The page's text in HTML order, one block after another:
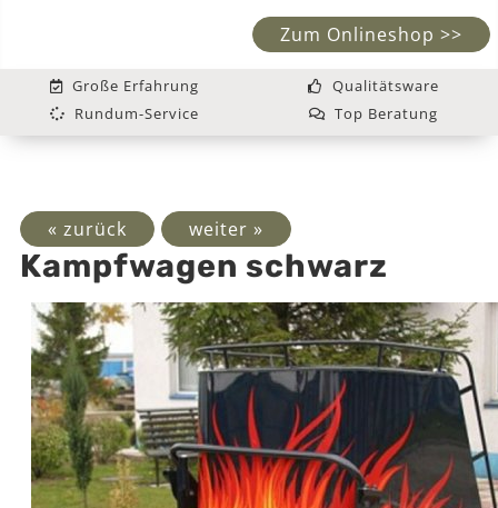
Zum Onlineshop >>
Große Erfahrung
Qualitätsware
Rundum-Service
Top Beratung
« zurück weiter »
Kampfwagen schwarz